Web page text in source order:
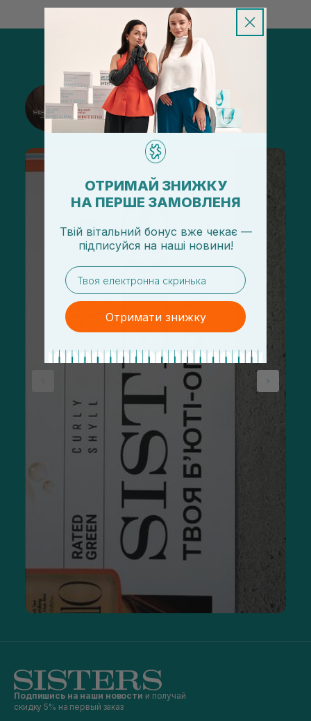
@sisters_stelmakh в Instagram
Подписаться
Подпишись на наши новости и получай
скидку 5% на первый заказ
ОТРИМАЙ ЗНИЖКУ
НА ПЕРШЕ ЗАМОВЛЕНЯ
Твій вітальний бонус вже чекає —
підписуйся на наші новини!
email
Отримати знижку